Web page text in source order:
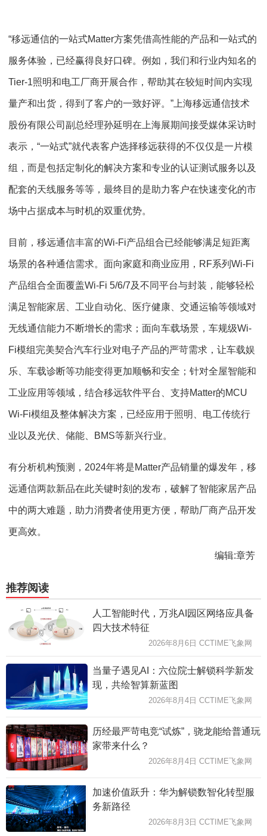
“移远通信的一站式Matter方案凭借高性能的产品和一站式的
服务体验，已经赢得良好口碑。例如，我们和行业内知名的
Tier-1照明和电工厂商开展合作，帮助其在较短时间内实现
量产和出货，得到了客户的一致好评。”上海移远通信技术
股份有限公司副总经理孙延明在上海展期间接受媒体采访时
表示，“一站式”就代表客户选择移远获得的不仅仅是一片模
组，而是包括定制化的解决方案和专业的认证测试服务以及
配套的天线服务等等，最终目的是助力客户在快速变化的市
场中占据成本与时机的双重优势。
目前，移远通信丰富的Wi-Fi产品组合已经能够满足短距离
场景的各种通信需求。面向家庭和商业应用，RF系列Wi-Fi
产品组合全面覆盖Wi-Fi 5/6/7及不同平台与封装，能够轻松
满足智能家居、工业自动化、医疗健康、交通运输等领域对
无线通信能力不断增长的需求；面向车载场景，车规级Wi-
Fi模组完美契合汽车行业对电子产品的严苛需求，让车载娱
乐、车载诊断等功能变得更加顺畅和安全；针对全屋智能和
工业应用等领域，结合移远软件平台、支持Matter的MCU
Wi-Fi模组及整体解决方案，已经应用于照明、电工传统行
业以及光伏、储能、BMS等新兴行业。
有分析机构预测，2024年将是Matter产品销量的爆发年，移
远通信两款新品在此关键时刻的发布，破解了智能家居产品
中的两大难题，助力消费者使用更方便，帮助厂商产品开发
更高效。
编辑:章芳
推荐阅读
人工智能时代，万兆AI园区网络应具备
四大技术特征
2026年8月6日 CCTIME飞象网
当量子遇见AI：六位院士解锁科学新发
现，共绘智算新蓝图
2026年8月4日 CCTIME飞象网
历经最严苛电竞“试炼”，骁龙能给普通玩
家带来什么？
2026年8月4日 CCTIME飞象网
加速价值跃升：华为解锁数智化转型服
务新路径
2026年8月3日 CCTIME飞象网